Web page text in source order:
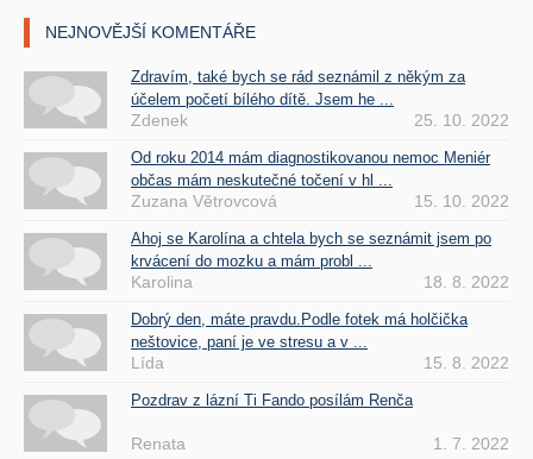
NEJNOVĚJŠÍ KOMENTÁŘE
Zdravím, také bych se rád seznámil z někým za
účelem početí bílého dítě. Jsem he ...
Zdenek 25. 10. 2022
Od roku 2014 mám diagnostikovanou nemoc Meniér
občas mám neskutečné točení v hl ...
Zuzana Větrovcová 15. 10. 2022
Ahoj se Karolína a chtela bych se seznámit jsem po
krvácení do mozku a mám probl ...
Karolina 18. 8. 2022
Dobrý den, máte pravdu.Podle fotek má holčička
neštovice, paní je ve stresu a v ...
Lída 15. 8. 2022
Pozdrav z lázní Ti Fando posílám Renča
Renata 1. 7. 2022